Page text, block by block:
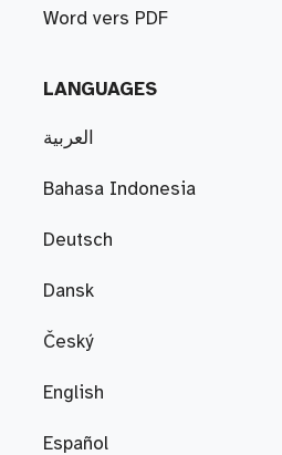
Word vers PDF
LANGUAGES
العربية
Bahasa Indonesia
Deutsch
Dansk
Český
English
Español